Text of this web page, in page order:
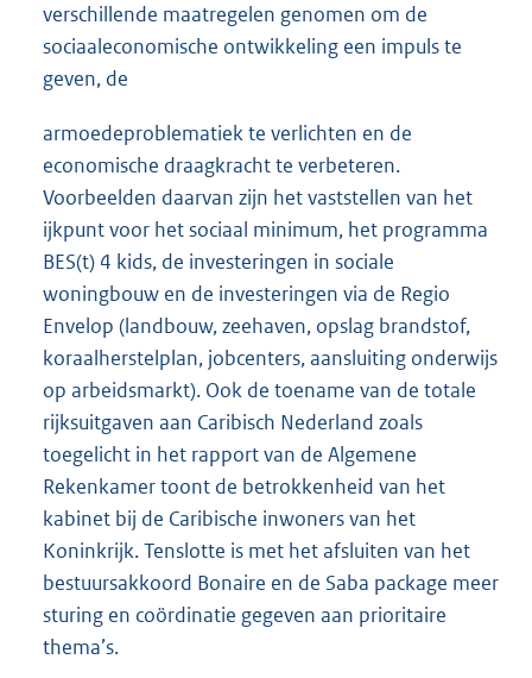
verschillende maatregelen genomen om de
sociaaleconomische ontwikkeling een impuls te
geven, de
armoedeproblematiek te verlichten en de
economische draagkracht te verbeteren.
Voorbeelden daarvan zijn het vaststellen van het
ijkpunt voor het sociaal minimum, het programma
BES(t) 4 kids, de investeringen in sociale
woningbouw en de investeringen via de Regio
Envelop (landbouw, zeehaven, opslag brandstof,
koraalherstelplan, jobcenters, aansluiting onderwijs
op arbeidsmarkt). Ook de toename van de totale
rijksuitgaven aan Caribisch Nederland zoals
toegelicht in het rapport van de Algemene
Rekenkamer toont de betrokkenheid van het
kabinet bij de Caribische inwoners van het
Koninkrijk. Tenslotte is met het afsluiten van het
bestuursakkoord Bonaire en de Saba package meer
sturing en coördinatie gegeven aan prioritaire
thema’s.